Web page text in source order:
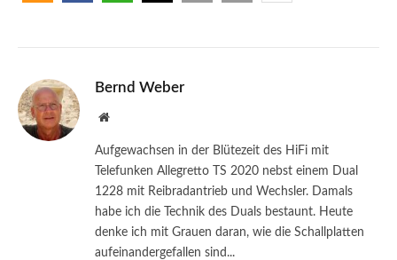
Bernd Weber
Website
Aufgewachsen in der Blütezeit des HiFi mit
Telefunken Allegretto TS 2020 nebst einem Dual
1228 mit Reibradantrieb und Wechsler. Damals
habe ich die Technik des Duals bestaunt. Heute
denke ich mit Grauen daran, wie die Schallplatten
aufeinandergefallen sind...